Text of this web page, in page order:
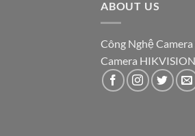
ABOUT US
Công Nghệ
Camera